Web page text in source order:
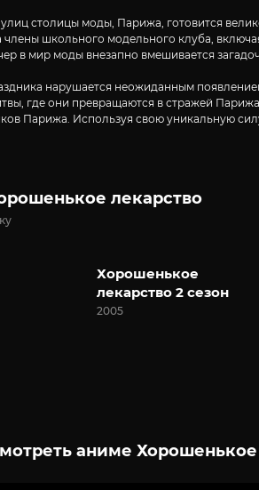
столицы моды, Парижа, готовится
члены школьного модельного клуба,
в мир моды внезапно вмешивается
нарушается неожиданным
где они превращаются в стражей
Парижа. Используя свою уникальную
лекарство
Хорошенькое
лекарство 2 сезон
2005
аниме